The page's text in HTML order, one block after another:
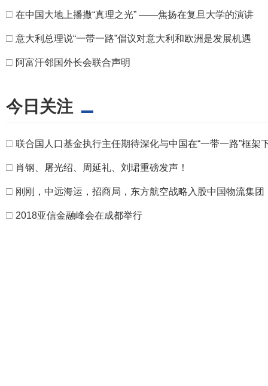
□ 在中国大地上播撒“真理之光” ——焦扬在复旦大学的演讲
□ 意大利总理说“一带一路”倡议对意大利和欧洲是发展机遇
□ 阿富汗邻国外长会联合声明
今日关注
□ 联合国人口基金执行主任期待深化与中国在“一带一路”框架
□ 肖钢、屠光绍、周延礼、刘珺重磅发声！
□ 刚刚，中远海运，招商局，东方航空战略入股中国物流集
□ 2018亚信金融峰会在成都举行